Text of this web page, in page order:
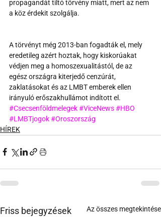
propagandát tiltó törvény miatt, mert az nem
a köz érdekit szolgálja.
A törvényt még 2013-ban fogadták el, mely
eredetileg azért hoztak, hogy kiskorúakat
védjen meg a homoszexualitástól, de az
egész országra kiterjedő cenzúrát,
zaklatásokat és az LMBT emberek ellen
irányuló erőszakhullámot indított el.
#Csecsenföldmelegek#ViceNews#HBO
#LMBTjogok#Oroszország
HÍREK
Friss bejegyzések Az összes megtekintése